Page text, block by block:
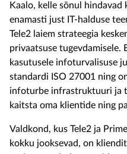
Kaalo, kelle sõnul hindavad
enamasti just IT-halduse
Tele2 laiem strateegia
privaatsuse tugevdamisele.
kasutusele infoturvalisuse
standardi ISO 27001 ning
infoturbe infrastruktuuri ja
kaitsta oma klientide ning
Valdkond, kus Tele2 ja
kokku jooksevad, on